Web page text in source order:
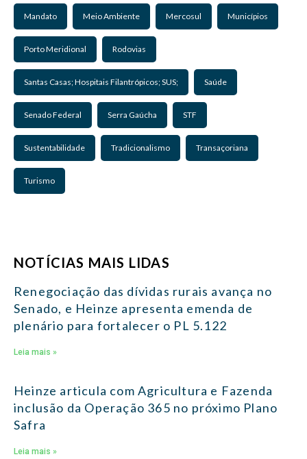
Mandato Meio Ambiente Mercosul Municípios
Porto Meridional Rodovias
Santas Casas; Hospitais Filantrópicos; SUS; Saúde
Senado Federal Serra Gaúcha STF
Sustentabilidade Tradicionalismo Transaçoriana
Turismo
NOTÍCIAS MAIS LIDAS
Renegociação das dívidas rurais avança no
Senado, e Heinze apresenta emenda de
plenário para fortalecer o PL 5.122
Leia mais »
Heinze articula com Agricultura e Fazenda
inclusão da Operação 365 no próximo Plano
Safra
Leia mais »